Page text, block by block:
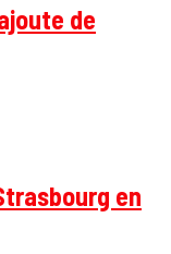
de
en